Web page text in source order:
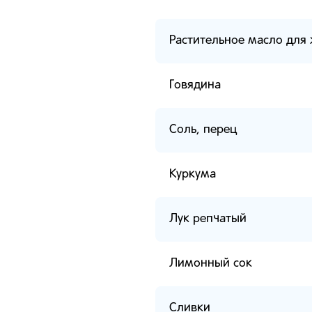
Растительное масло для
Говядина
Соль, перец
Куркума
Лук репчатый
Лимонный сок
Сливки